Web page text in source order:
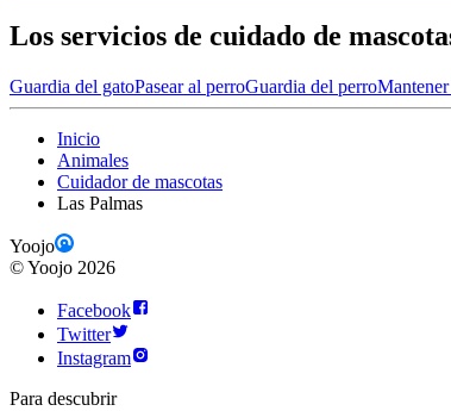
Los servicios de cuidado de
Guardia del gatoPasear al perroGuardia del perro
Inicio
Animales
Cuidador de mascotas
Las Palmas
Yoojo
©Yoojo 2026
Facebook
Twitter
Instagram
Para descubrir